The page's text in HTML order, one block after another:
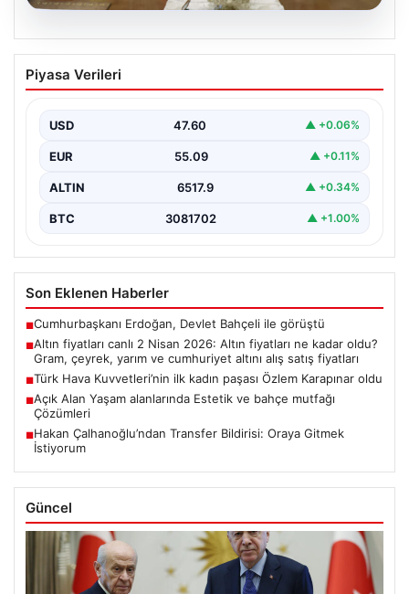
bahçe mutfağı Çözümleri
Günümüzde bahçe sosyal alanlar, konutların en popüler
köşelerinden parçası durumuna ulaşmıştır. Bahçeyle
bütünleşik zaman…
USD 47.60 ▲ +0.06%
EUR 55.09 ▲ +0.11%
ALTIN 6517.9 ▲ +0.34%
BTC 3081702 ▲ +1.00%
Son Eklenen Haberler
■Cumhurbaşkanı Erdoğan, Devlet Bahçeli ile görüştü
Altın fiyatları canlı 2 Nisan 2026: Altın fiyatları ne kadar oldu?
Gram, çeyrek, yarım ve cumhuriyet altını alış satış fiyatları
Türk Hava Kuvvetleri’nin ilk kadın paşası Özlem Karapınar oldu